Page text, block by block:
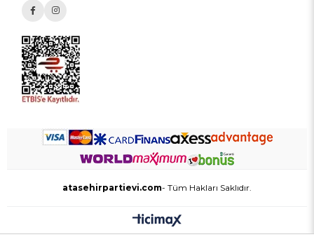
atasehirpartievi.com- Tüm Hakları Saklıdır.